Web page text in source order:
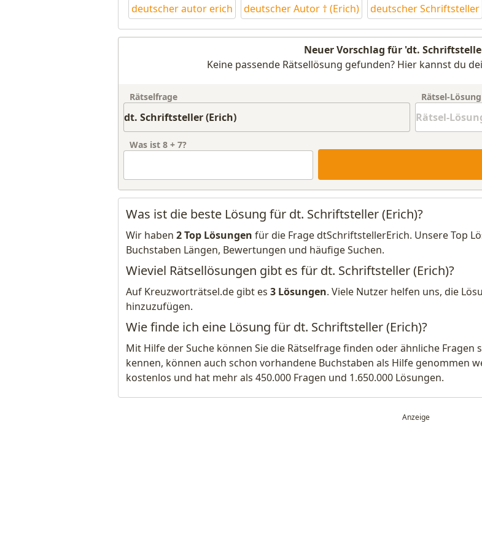
deutscher autor erich deutscher Autor † (Erich) deutscher Schriftsteller
Neuer Vorschlag für 'dt.
Keine passende Rätsellösung gefunden? Hier kannst du
Rätselfrage Rätsel-Lösung
Was ist 8 + 7?
Was ist die beste Lösung für dt. Schriftsteller (Erich)?
Wir haben 2 Top Lösungen für die Frage dtSchriftstellerErich. Unsere Top
Buchstaben Längen, Bewertungen und häufige Suchen.
Wieviel Rätsellösungen gibt es für dt. Schriftsteller (Erich)?
Auf Kreuzworträtsel.de gibt es 3 Lösungen. Viele Nutzer helfen uns, die
hinzuzufügen.
Wie finde ich eine Lösung für dt. Schriftsteller (Erich)?
Mit Hilfe der Suche können Sie die Rätselfrage finden oder ähnliche Fragen
kennen, können auch schon vorhandene Buchstaben als Hilfe genommen
kostenlos und hat mehr als 450.000 Fragen und 1.650.000 Lösungen.